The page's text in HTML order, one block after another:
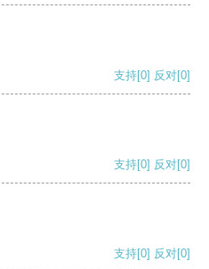
支持[0] 反对[0]
支持[0] 反对[0]
支持[0] 反对[0]